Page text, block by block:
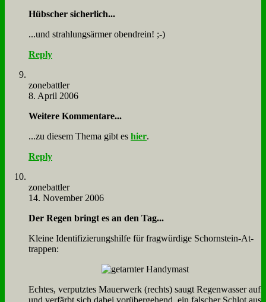
Hüb­scher si­cher­lich...
...und strah­lungs­är­mer oben­drein! ;-)
Reply
zone­batt­ler
8. April 2006
Wei­te­re Kom­men­ta­re...
...zu die­sem The­ma gibt es hier.
Reply
zone­batt­ler
14. November 2006
Der Re­gen bringt es an den Tag...
Klei­ne Iden­ti­fi­zie­rungs­hil­fe für frag­wür­di­ge Schorn­stein-At­
trap­pen:
Ech­tes, ver­putz­tes Mau­er­werk (rechts) saugt Re­gen­was­ser auf